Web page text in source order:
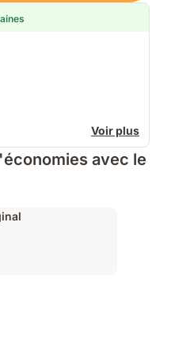
Voir plus
avec le